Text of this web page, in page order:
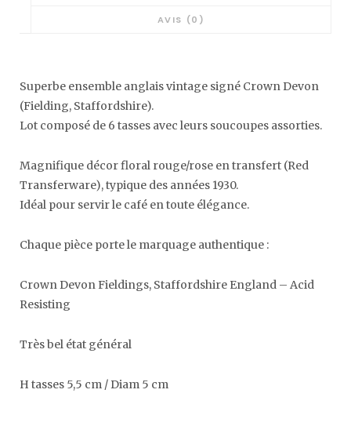
AVIS (0)
Superbe ensemble anglais vintage signé Crown Devon
(Fielding, Staffordshire).
Lot composé de 6 tasses avec leurs soucoupes assorties.
Magnifique décor floral rouge/rose en transfert (Red
Transferware), typique des années 1930.
Idéal pour servir le café en toute élégance.
Chaque pièce porte le marquage authentique :
Crown Devon Fieldings, Staffordshire England – Acid
Resisting
Très bel état général
H tasses 5,5 cm / Diam 5 cm